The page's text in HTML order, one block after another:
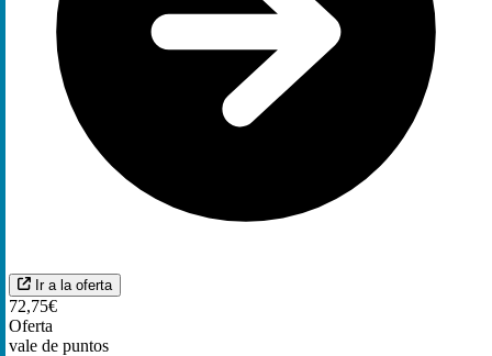
Ir a la oferta
72,75€
Oferta
vale de puntos